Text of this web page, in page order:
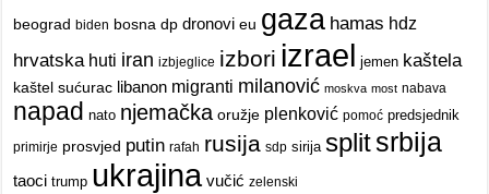
beograd biden bosna dp dronovi eu gaza hamas hdz
hrvatska huti iran izbjeglice izbori izrael jemen kaštela
kaštel sućurac libanon migranti milanović moskva most nabava
napad nato njemačka oružje plenković pomoć predsjednik
primirje prosvjed putin rafah rusija sdp sirija splitsrbija
taoci trump ukrajina vučić zelenski